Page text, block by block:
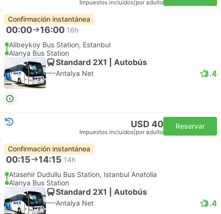
Impuestos incluidos por adulto
Confirmación instantánea
00:00 16:00 16h
Alibeykoy Bus Station, Estanbul
Alanya Bus Station
Standard 2X1 | Autobús
Antalya Net 3.4
USD 40
Impuestos incluidos por adulto
Reservar
Confirmación instantánea
00:15 14:15 14h
Atasehir Dudullu Bus Station, Istanbul Anatolia
Alanya Bus Station
Standard 2X1 | Autobús
Antalya Net 3.4